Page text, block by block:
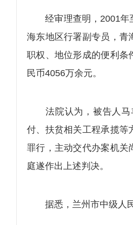
经审理查明，2001年至
海东地区行署副专员，青
职权、地位形成的便利条
民币4056万余元。
法院认为，被告人马
付、扶贫相关工程承揽等
罪行，主动交代办案机关
庭遂作出上述判决。
据悉，兰州市中级人民